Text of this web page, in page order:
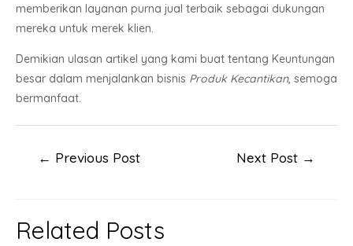
memberikan layanan purna jual terbaik sebagai dukungan
mereka untuk merek klien.
Demikian ulasan artikel yang kami buat tentang Keuntungan
besar dalam menjalankan bisnis Produk Kecantikan, semoga
bermanfaat.
← Previous Post Next Post →
Related Posts